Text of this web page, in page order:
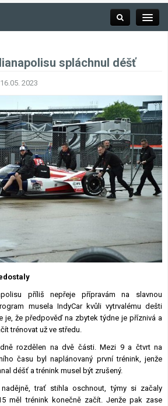
Závodní série
Kalendář F1
Výsledky F1
Týmy a jezdci F1
Okruhy F1
spláchnul déšť
16.05. 2023
příliš nepřeje přípravám na slavnou
musela IndyCar kvůli vytrvalému dešti
je, že předpověď na zbytek týdne je příznivá a
trénovat už ve středu.
rozdělen na dvě části. Mezi 9 a čtvrt na
času byl naplánovaný první trénink, jenže
déšť a trénink musel být zrušený.
trať stihla oschnout, týmy si začaly
měl trénink konečně začít. Jenže pak zase